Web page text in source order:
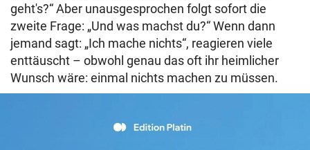
geht's?“ Aber unausgesprochen folgt sofort die
zweite Frage: „Und was machst du?“ Wenn dann
jemand sagt: „Ich mache nichts“, reagieren viele
enttäuscht – obwohl genau das oft ihr heimlicher
Wunsch wäre: einmal nichts machen zu müssen.